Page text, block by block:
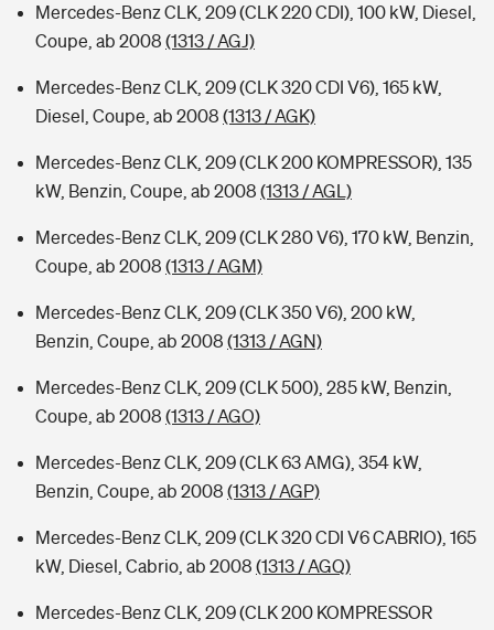
Mercedes-Benz CLK, 209 (CLK 220 CDI), 100 kW, Diesel,
Coupe, ab 2008 (1313 / AGJ)
Mercedes-Benz CLK, 209 (CLK 320 CDI V6), 165 kW,
Diesel, Coupe, ab 2008 (1313 / AGK)
Mercedes-Benz CLK, 209 (CLK 200 KOMPRESSOR), 135
kW, Benzin, Coupe, ab 2008 (1313 / AGL)
Mercedes-Benz CLK, 209 (CLK 280 V6), 170 kW, Benzin,
Coupe, ab 2008 (1313 / AGM)
Mercedes-Benz CLK, 209 (CLK 350 V6), 200 kW,
Benzin, Coupe, ab 2008 (1313 / AGN)
Mercedes-Benz CLK, 209 (CLK 500), 285 kW, Benzin,
Coupe, ab 2008 (1313 / AGO)
Mercedes-Benz CLK, 209 (CLK 63 AMG), 354 kW,
Benzin, Coupe, ab 2008 (1313 / AGP)
Mercedes-Benz CLK, 209 (CLK 320 CDI V6 CABRIO), 165
kW, Diesel, Cabrio, ab 2008 (1313 / AGQ)
Mercedes-Benz CLK, 209 (CLK 200 KOMPRESSOR